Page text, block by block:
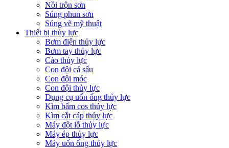
Nồi trộn sơn
Súng phun sơn
Súng vẽ mỹ thuật
Thiết bị thủy lực
Bơm điện thủy lực
Bơm tay thủy lực
Cảo thủy lực
Con đội cá sấu
Con đội móc
Con đội thủy lực
Dụng cụ uốn ống thủy lực
Kìm bấm cos thủy lực
Kìm cắt cáp thủy lực
Máy đột lỗ thủy lực
Máy ép thủy lực
Máy uốn ống thủy lực